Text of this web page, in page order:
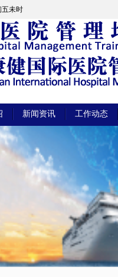
五未时
新闻资讯 工作动态